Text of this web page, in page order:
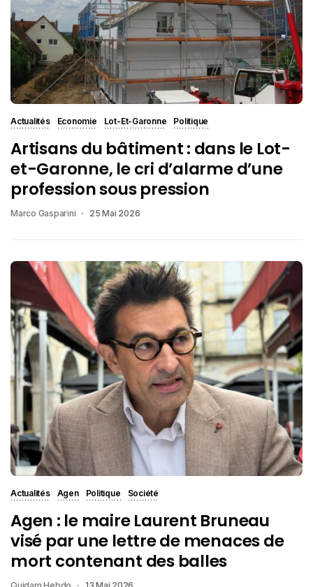
Actualités Economie Lot-Et-Garonne Politique
Artisans du bâtiment : dans le Lot-
et-Garonne, le cri d’alarme d’une
profession sous pression
Marco Gasparini 25 Mai 2026
Actualités Agen Politique Société
Agen : le maire Laurent Bruneau
visé par une lettre de menaces de
mort contenant des balles